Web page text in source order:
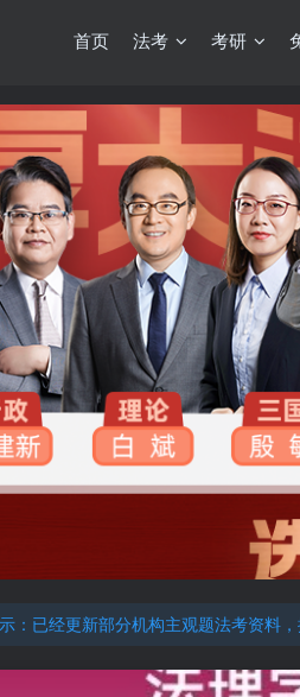
首页 法考 考研
示：已经更新部分机构主观题法考资料
：因网站调整，现已经关闭手机号登
：已经更新部分机构主观题法考资料